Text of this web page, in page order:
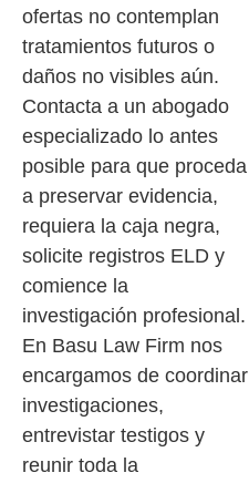
ofertas no contemplan
tratamientos futuros o
daños no visibles aún.
Contacta a un abogado
especializado lo antes
posible para que proceda
a preservar evidencia,
requiera la caja negra,
solicite registros ELD y
comience la
investigación profesional.
En Basu Law Firm nos
encargamos de coordinar
investigaciones,
entrevistar testigos y
reunir toda la